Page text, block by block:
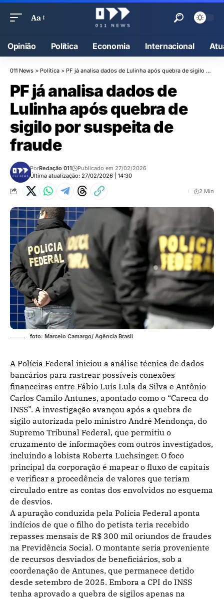
Aa
Opinião Política Economia Internacional
011 News > Política > PF já analisa dados de Lulinha após quebra de sigilo por suspeita de fraude
PF já analisa dados de
Lulinha após quebra de
sigilo por suspeita de
fraude
Última atualização: 27/02/2026 | 14:30
PorRedação 011 Publicado em 27/02/2026
2 Min
foto: Marcelo Camargo/ Agência Brasil
A Polícia Federal iniciou a análise técnica de dados
bancários para rastrear possíveis conexões
financeiras entre Fábio Luís Lula da Silva e Antônio
Carlos Camilo Antunes, apontado como o “Careca do
INSS”. A investigação avançou após a quebra de
sigilo autorizada pelo ministro André Mendonça, do
Supremo Tribunal Federal, que permitiu o
cruzamento de informações com outros investigados,
incluindo a lobista Roberta Luchsinger. O foco
principal da corporação é mapear o fluxo de capitais
e verificar a procedência de valores que teriam
circulado entre as contas dos envolvidos no esquema
de desvios.
A apuração conduzida pela Polícia Federal aponta
indícios de que o filho do petista teria recebido
repasses mensais de R$ 300 mil oriundos de fraudes
na Previdência Social. O montante seria proveniente
de recursos desviados de beneficiários, sob a
coordenação de Antunes, que permanece detido
desde setembro de 2025. Embora a CPI do INSS
tenha aprovado a quebra de sigilos apenas na